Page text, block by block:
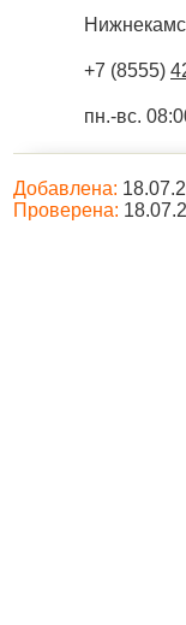
+7 (8555)
пн.-вс.
Добавлена:
Проверена: